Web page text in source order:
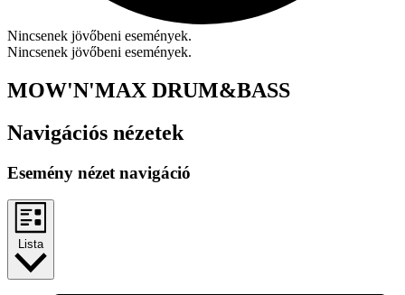
Nincsenek jövőbeni események.
Nincsenek jövőbeni események.
MOW'N'MAX DRUM&BASS
Navigációs nézetek
Esemény nézet navigáció
Lista